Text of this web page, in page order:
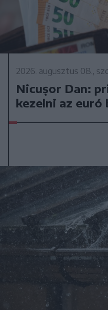
2026. augusztus 08.,
Nicușor Dan:
kezelni az euró